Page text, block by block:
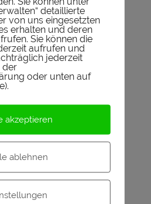
und relativ
Jedoch kann man bei
Vielzahl an
entdecken. Der Ire
auf, als wir vor der
hatten.
Whiskeys:
detaillierte
von uns eingesetzten
erhalten und deren
Sie können die
aufrufen und
jederzeit
der
oder unten auf
akzeptieren
ablehnen